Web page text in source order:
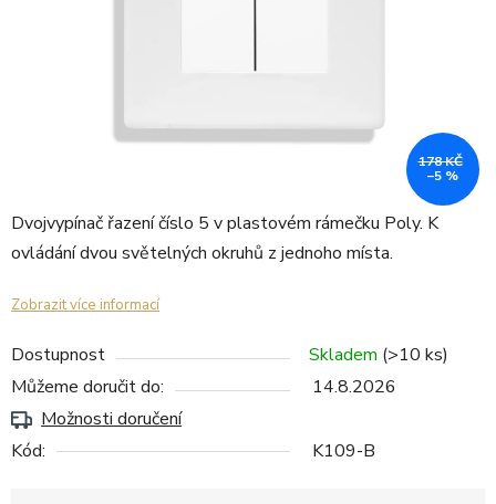
Dvojvypínač řazení číslo 5 v plastovém rámečku Poly. K
ovládání dvou světelných okruhů z jednoho místa.
Zobrazit více informací
Dostupnost Skladem (>10 ks)
Můžeme doručit do:
14.8.2026
Možnosti doručení
Kód:
K109-B
178 KČ
–5 %